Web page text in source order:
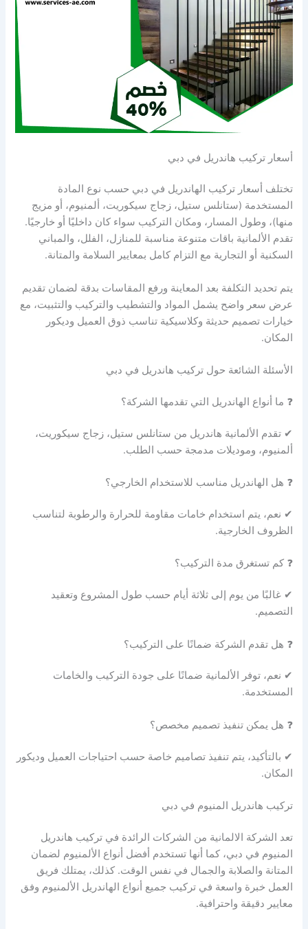
أسعار تركيب هاندريل في دبي
تختلف أسعار تركيب الهاندريل في دبي حسب نوع المادة
المستخدمة (ستانلس ستيل، زجاج سيكوريت، ألمنيوم، أو مزيج
منها)، وطول المسار، ومكان التركيب سواء كان داخليًا أو خارجيًا.
تقدم الألمانية باقات متنوعة مناسبة للمنازل، الفلل، والمباني
السكنية أو التجارية مع التزام كامل بمعايير السلامة والمتانة.
يتم تحديد التكلفة بعد المعاينة ورفع المقاسات بدقة لضمان تقديم
عرض سعر واضح يشمل المواد والتشطيب والتركيب والتثبيت، مع
خيارات تصميم حديثة وكلاسيكية تناسب ذوق العميل وديكور
المكان.
الأسئلة الشائعة حول تركيب هاندريل في دبي
❓ ما أنواع الهاندريل التي تقدمها الشركة؟
✔ تقدم الألمانية هاندريل من ستانلس ستيل، زجاج سيكوريت،
ألمنيوم، وموديلات مدمجة حسب الطلب.
❓ هل الهاندريل مناسب للاستخدام الخارجي؟
✔ نعم، يتم استخدام خامات مقاومة للحرارة والرطوبة لتناسب
الظروف الخارجية.
❓ كم تستغرق مدة التركيب؟
✔ غالبًا من يوم إلى ثلاثة أيام حسب طول المشروع وتعقيد
التصميم.
❓ هل تقدم الشركة ضمانًا على التركيب؟
✔ نعم، توفر الألمانية ضمانًا على جودة التركيب والخامات
المستخدمة.
❓ هل يمكن تنفيذ تصميم مخصص؟
✔ بالتأكيد، يتم تنفيذ تصاميم خاصة حسب احتياجات العميل وديكور
المكان.
تركيب هاندريل المنيوم في دبي
تعد الشركة الالمانية من الشركات الرائدة في تركيب هاندريل
المنيوم في دبي، كما أنها تستخدم أفضل أنواع الألمنيوم لضمان
المتانة والصلابة والجمال في نفس الوقت. كذلك، يمتلك فريق
العمل خبرة واسعة في تركيب جميع أنواع الهاندريل الألمنيوم وفق
معايير دقيقة واحترافية.